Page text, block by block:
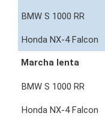
Marcha lenta